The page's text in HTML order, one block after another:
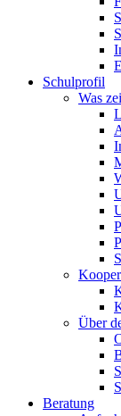
Schulprofil
Was
Über
Beratung